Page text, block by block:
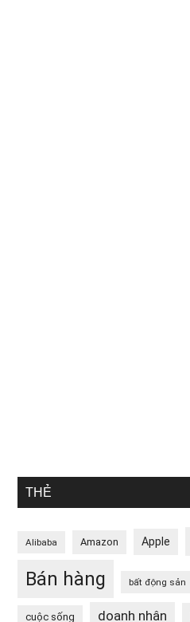
THẺ
Alibaba Amazon Apple
Bán hàng bất động sản
cuộc sống doanh nhân